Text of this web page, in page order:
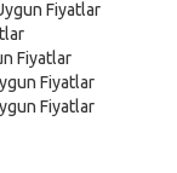
Fiyatlar
Fiyatlar
Fiyatlar
Fiyatlar